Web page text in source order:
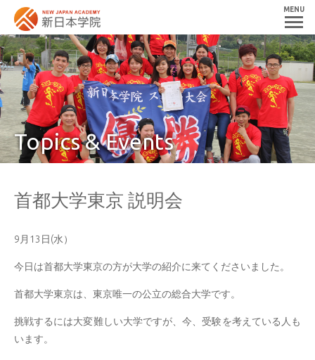
MENU
Topics & Events
首都大学東京 説明会
9月13日(水）
今日は首都大学東京の方が大学の紹介に来てくださいました。
首都大学東京は、東京唯一の公立の総合大学です。
挑戦するには大変難しい大学ですが、今、受験を考えている人も
います。